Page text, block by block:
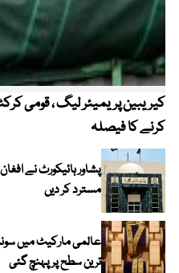
کرنے کا فیصلہ
پشاور ہائیکورٹ نے
مسترد کر دیں
ترین سطح پر پہنچ گئی